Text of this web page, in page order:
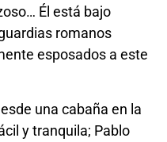
Él está bajo
romanos
esposados a este
una cabaña en la
y tranquila; Pablo